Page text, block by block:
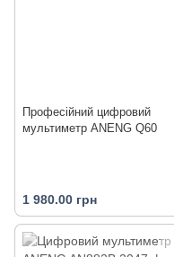
Професійний цифровий
мультиметр ANENG Q60
1 980.00 грн